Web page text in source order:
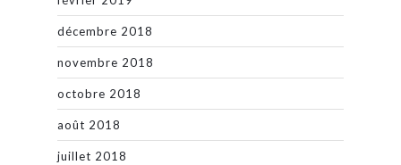
décembre 2018
novembre 2018
octobre 2018
août 2018
juillet 2018